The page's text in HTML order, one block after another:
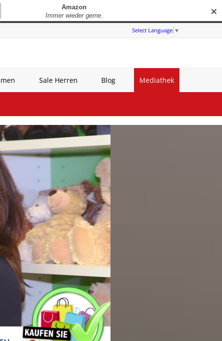
Select Language ▼
Sale Herren Blog Mediathek
✕